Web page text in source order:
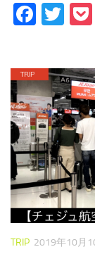
TRIP 2019年10月